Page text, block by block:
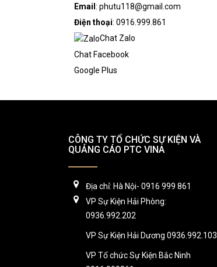
Email : phutu118@gmail.com
Điện thoại: 0916.999.861
Chat Zalo
Chat Facebook
Google Plus
CÔNG TY TỔ CHỨC SỰ KIỆN VÀ
QUẢNG CÁO PTC VINA
Địa chỉ: Hà Nội- 0916 999 861
VP Sự Kiện Hải Phòng:
0936.992.202
VP Sự Kiện Hải Dương 0936.992.103
VP Tổ chức Sự Kiện Bắc Ninh